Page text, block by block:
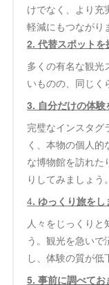
けでなく、より充
軽減にもつながり
2. 代替スポットを
多くの有名な観光
いものの、同じく
3. 自分だけの体験
完璧なインスタグ
く、本物の個人的
な博物館を訪れた
りしてみましょう。
4. ゆっくり旅をし
人々をじっくりと
う。観光を急い
し、体験の質が低
5. 事前に調べてお